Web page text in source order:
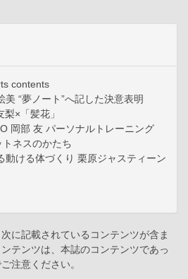
contents
“夢ノート”へ記した決意表明
×「髪花」
岡部 友 パーソナルトレーニング
トネスのかたち
動ける体づくり 栗原ジャスティーン
に記載されているコンテンツが含ま
テンツは、本誌のコンテンツであっ
注意ください。